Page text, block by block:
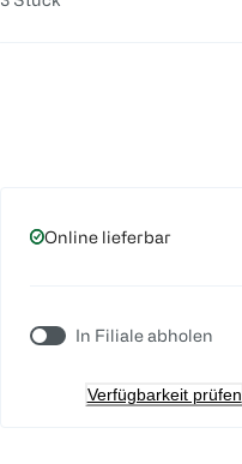
Online lieferbar
In Filiale abholen
Verfügbarkeit prüfen